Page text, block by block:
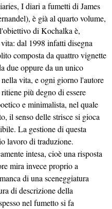
I diari a fumetti di James
è già al quarto volume,
di Kochalka è,
dal 1998 infatti disegna
composta da quattro vignette
due oppure da un unico
vita, e ogni giorno l'autore
più degno di essere
e minimalista, nel quale
il senso delle strisce si gioca
La gestione di questa
lavoro di traduzione.
intesa, cioè una risposta
mira invece proprio a
di una sceneggiatura
di descrizione della
nel fumetto si fa